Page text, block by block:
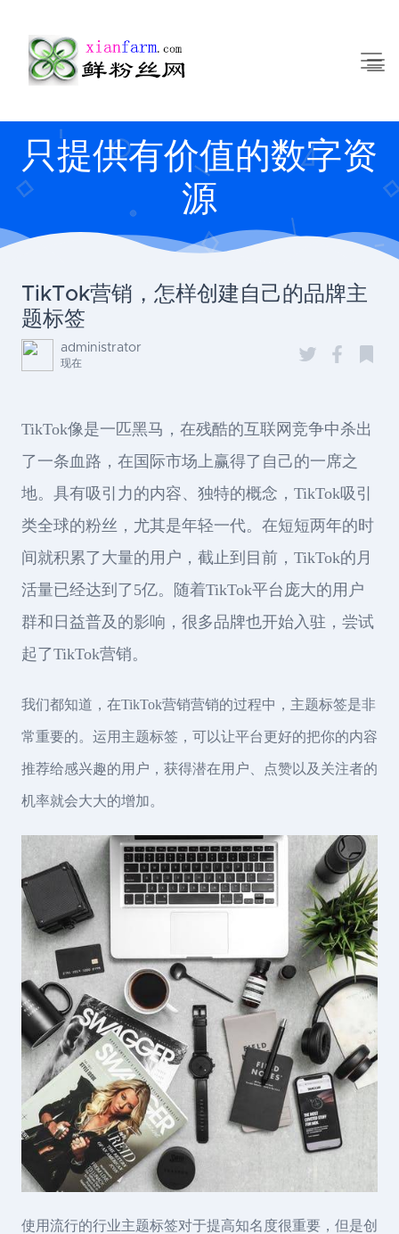
只提供有价值的数字资
源
TikTok营销，怎样创建自己的品牌主
题标签
administrator
现在
TikTok像是一匹黑马，在残酷的互联网竞争中杀出
了一条血路，在国际市场上赢得了自己的一席之
地。具有吸引力的内容、独特的概念，TikTok吸引
类全球的粉丝，尤其是年轻一代。在短短两年的时
间就积累了大量的用户，截止到目前，TikTok的月
活量已经达到了5亿。随着TikTok平台庞大的用户
群和日益普及的影响，很多品牌也开始入驻，尝试
起了TikTok营销。
我们都知道，在TikTok营销营销的过程中，主题标签是非
常重要的。运用主题标签，可以让平台更好的把你的内容
推荐给感兴趣的用户，获得潜在用户、点赞以及关注者的
机率就会大大的增加。
使用流行的行业主题标签对于提高知名度很重要，但是创